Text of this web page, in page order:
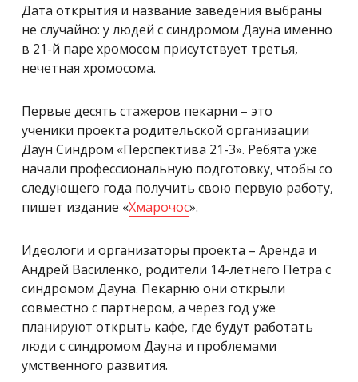
Дата открытия и название заведения выбраны
не случайно: у людей с синдромом Дауна именно
в 21-й паре хромосом присутствует третья,
нечетная хромосома.
Первые десять стажеров пекарни – это
ученики проекта родительской организации
Даун Синдром «Перспектива 21-3». Ребята уже
начали профессиональную подготовку, чтобы со
следующего года получить свою первую работу,
пишет издание «Хмарочос».
Идеологи и организаторы проекта – Аренда и
Андрей Василенко, родители 14-летнего Петра с
синдромом Дауна. Пекарню они открыли
совместно с партнером, а через год уже
планируют открыть кафе, где будут работать
люди с синдромом Дауна и проблемами
умственного развития.